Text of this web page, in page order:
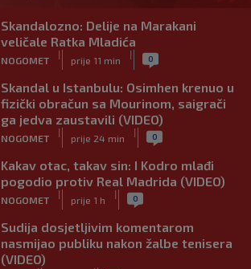
Skandalozno: Delije na Marakani
veličale Ratka Mladića
NOGOMET
|
prije 11 min
| 0
Skandal u Istanbulu: Osimhen krenuo u
fizički obračun sa Mourinom, saigrači
ga jedva zaustavili (VIDEO)
NOGOMET
|
prije 24 min
| 0
Kakav otac, takav sin: I Kodro mlađi
pogodio protiv Real Madrida (VIDEO)
NOGOMET
|
prije 1 h
| 0
Sudija dosjetljivim komentarom
nasmijao publiku nakon žalbe tenisera
(VIDEO)